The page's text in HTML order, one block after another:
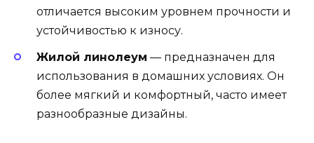
отличается высоким уровнем прочности и
устойчивостью к износу.
Жилой линолеум — предназначен для
использования в домашних условиях. Он
более мягкий и комфортный, часто имеет
разнообразные дизайны.